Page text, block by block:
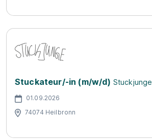
Stuckateur/-in (m/w/d) Stuckjunge
01.09.2026
74074 Heilbronn